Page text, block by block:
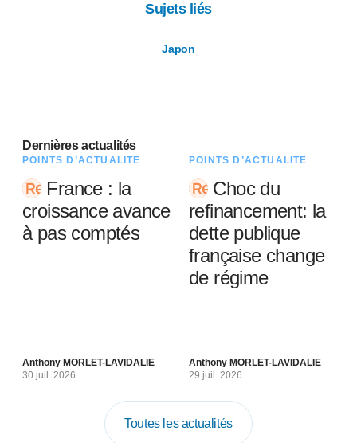
Sujets liés
Japon
Dernières actualités
POINTS D’ACTUALITÉ
France : la
croissance avance
à pas comptés
Anthony MORLET-LAVIDALIE
30 juil. 2026
POINTS D’ACTUALITÉ
Choc du
refinancement: la
dette publique
française change
de régime
Anthony MORLET-LAVIDALIE
29 juil. 2026
Toutes les actualités